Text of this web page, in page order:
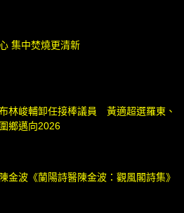
集中焚燒更清新
林峻輔卸任接棒議員 黃適超選羅東、
鄉邁向2026
金波《蘭陽詩醫陳金波：觀風閣詩集》